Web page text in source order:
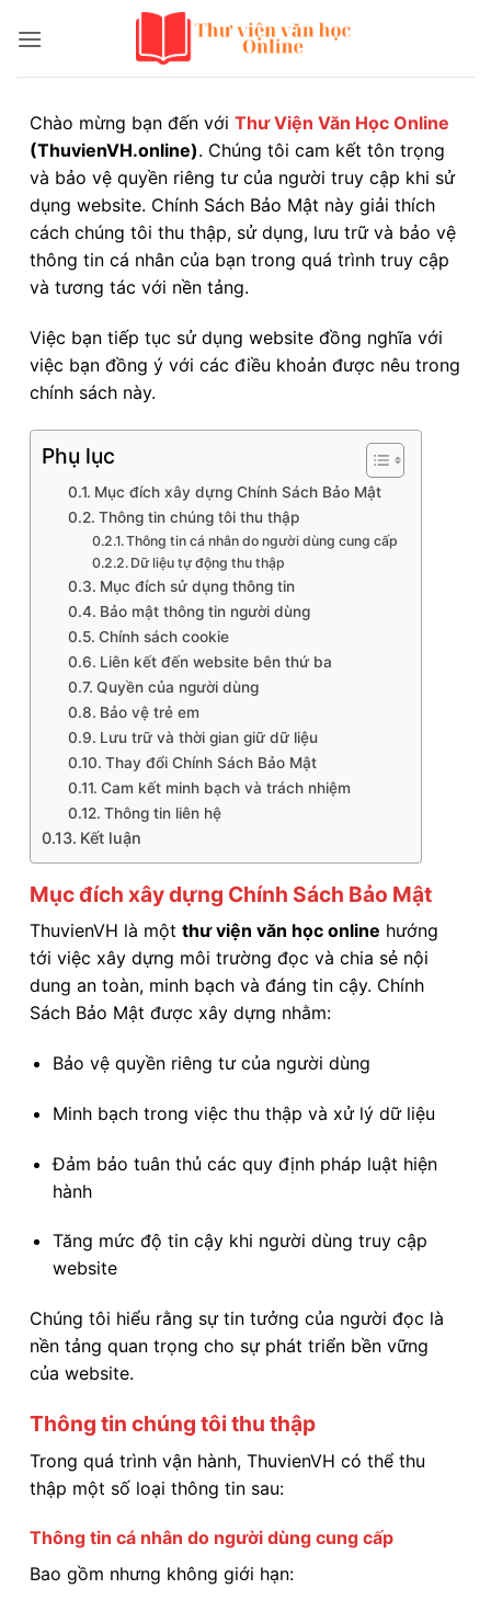
qua
Chào mừng bạn đến với Thư Viện Văn Học Online
(ThuvienVH.online). Chúng tôi cam kết tôn trọng
và bảo vệ quyền riêng tư của người truy cập khi sử
dụng website. Chính Sách Bảo Mật này giải thích
cách chúng tôi thu thập, sử dụng, lưu trữ và bảo vệ
thông tin cá nhân của bạn trong quá trình truy cập
và tương tác với nền tảng.
Việc bạn tiếp tục sử dụng website đồng nghĩa với
việc bạn đồng ý với các điều khoản được nêu trong
chính sách này.
Phụ lục
Mục đích xây dựng Chính Sách Bảo Mật
Thông tin chúng tôi thu thập
Thông tin cá nhân do người dùng cung cấp
Dữ liệu tự động thu thập
Mục đích sử dụng thông tin
Bảo mật thông tin người dùng
Chính sách cookie
Liên kết đến website bên thứ ba
Quyền của người dùng
Bảo vệ trẻ em
Lưu trữ và thời gian giữ dữ liệu
Thay đổi Chính Sách Bảo Mật
Cam kết minh bạch và trách nhiệm
Thông tin liên hệ
Kết luận
Mục đích xây dựng Chính Sách Bảo Mật
ThuvienVH là một thư viện văn học online hướng
tới việc xây dựng môi trường đọc và chia sẻ nội
dung an toàn, minh bạch và đáng tin cậy. Chính
Sách Bảo Mật được xây dựng nhằm:
Bảo vệ quyền riêng tư của người dùng
Minh bạch trong việc thu thập và xử lý dữ liệu
Đảm bảo tuân thủ các quy định pháp luật hiện
hành
Tăng mức độ tin cậy khi người dùng truy cập
website
Chúng tôi hiểu rằng sự tin tưởng của người đọc là
nền tảng quan trọng cho sự phát triển bền vững
của website.
Thông tin chúng tôi thu thập
Trong quá trình vận hành, ThuvienVH có thể thu
thập một số loại thông tin sau:
Thông tin cá nhân do người dùng cung cấp
Bao gồm nhưng không giới hạn: